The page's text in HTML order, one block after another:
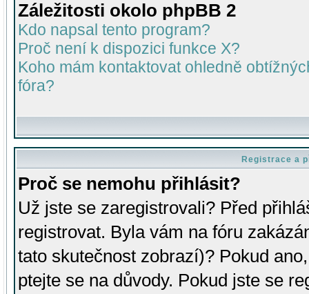
Záležitosti okolo phpBB 2
Kdo napsal tento program?
Proč není k dispozici funkce X?
Koho mám kontaktovat ohledně
fóra?
Registrace a
Proč se nemohu přihlásit?
Už jste se zaregistrovali? Před
registrovat. Byla vám na fóru
tato skutečnost zobrazí)? Pokud
ptejte se na důvody. Pokud jste se